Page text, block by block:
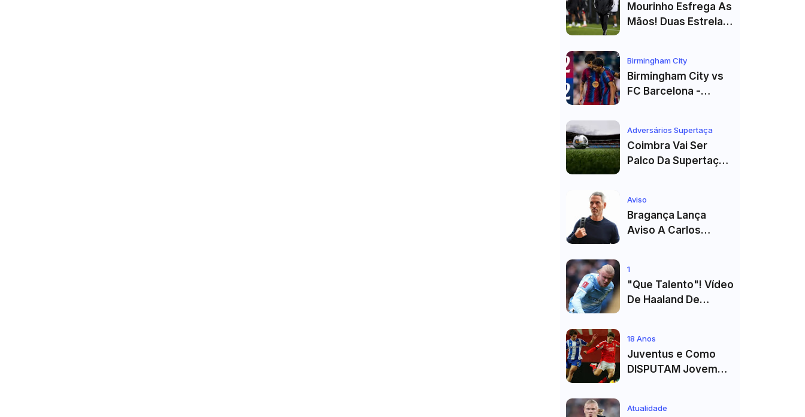
Mourinho Esfrega As
Mãos! Duas Estrelas
Madrid
Birmingham City
Birmingham City vs
FC Barcelona -
Adversários Supertaça
Coimbra Vai Ser
Palco Da Supertaça
E Adversários
Confirmados
Aviso
Bragança Lança
Aviso A Carlos
O Sp. Braga
1
"Que Talento"! Vídeo
De Haaland De
Internet
18 Anos
Juventus e Como
DISPUTAM Jovem
Atualidade